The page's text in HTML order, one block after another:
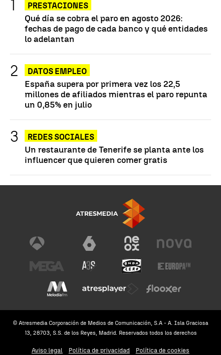
PRESTACIONES
Qué día se cobra el paro en agosto 2026:
fechas de pago de cada banco y qué entidades
lo adelantan
DATOS EMPLEO
España supera por primera vez los 22,5
millones de afiliados mientras el paro repunta
un 0,85% en julio
REDES SOCIALES
Un restaurante de Tenerife se planta ante los
influencer que quieren comer gratis
© Atresmedia Corporación de Medios de Comunicación, S.A - A. Isla Graciosa
13, 28703, S.S. de los Reyes, Madrid. Reservados todos los derechos
Aviso legal Política de privacidad Política de cookies